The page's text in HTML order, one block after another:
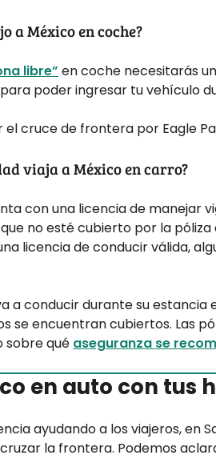
a México en coche?
libre” en coche necesitarás
poder ingresar tu vehículo
cruce de frontera por Eagle
viaja a México en carro?
con una licencia de manejar
no esté cubierto por la póliza
licencia de conducir válida,
a conducir durante su
se encuentran cubiertos. Las
sobre qué aseguranza se
en auto con tus
ayudando a los viajeros, en
la frontera. Podemos